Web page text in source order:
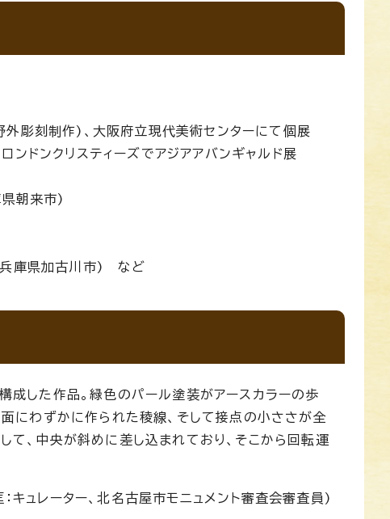
彫刻制作)、大阪府立現代美術センターにて個展
ドンクリスティーズでアジアアバンギャルド展
朝来市)
(兵庫県加古川市) など
した作品。緑色のパール塗装がアースカラーの歩
にわずかに作られた稜線、そして接点の小ささが全
、中央が斜めに差し込まれており、そこから回転運
キュレーター、北名古屋市モニュメント審査会審査員)